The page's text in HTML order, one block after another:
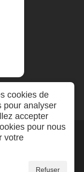
cookies de
pour analyser
accepter
pour nous
votre
Refuser